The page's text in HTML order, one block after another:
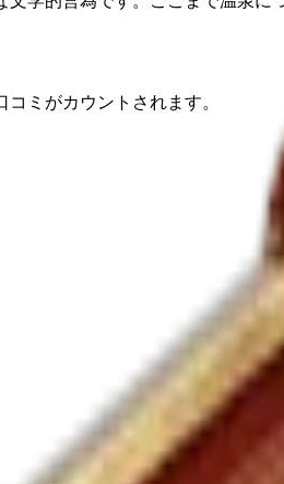
ミがカウントされます。